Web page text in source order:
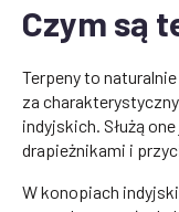
Czym są
Terpeny to
za
indyjskich. Służą
drapieżnikami i
W konopiach